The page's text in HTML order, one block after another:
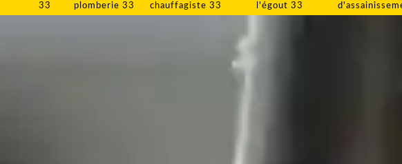
33
plomberie 33
chauffagiste 33
l'égout 33